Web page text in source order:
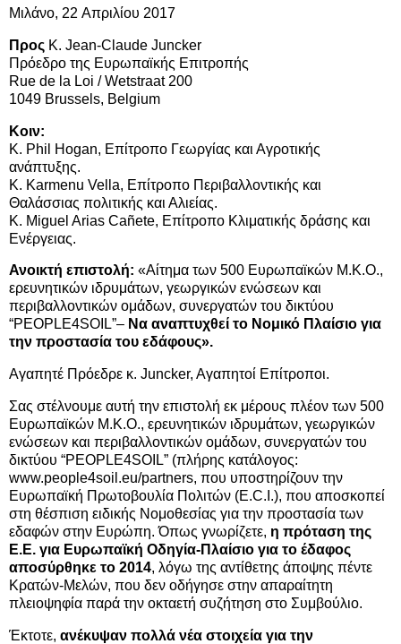
Μιλάνο, 22 Απριλίου 2017
Προς Κ. Jean-Claude Juncker
Πρόεδρο της Ευρωπαϊκής Επιτροπής
Rue de la Loi / Wetstraat 200
1049 Brussels, Belgium
Κοιν:
Κ. Phil Hogan, Επίτροπο Γεωργίας και Αγροτικής
ανάπτυξης.
Κ. Karmenu Vella, Επίτροπο Περιβαλλοντικής και
Θαλάσσιας πολιτικής και Αλιείας.
Κ. Miguel Arias Cañete, Επίτροπο Κλιματικής δράσης και
Ενέργειας.
Ανοικτή επιστολή: «Αίτημα των 500 Ευρωπαϊκών Μ.Κ.Ο.,
ερευνητικών ιδρυμάτων, γεωργικών ενώσεων και
περιβαλλοντικών ομάδων, συνεργατών του δικτύου
“PEOPLE4SOIL”– Να αναπτυχθεί το Νομικό Πλαίσιο για
την προστασία του εδάφους».
Αγαπητέ Πρόεδρε κ. Juncker, Aγαπητοί Επίτροποι.
Σας στέλνουμε αυτή την επιστολή εκ μέρους πλέον των 500
Ευρωπαϊκών Μ.Κ.Ο., ερευνητικών ιδρυμάτων, γεωργικών
ενώσεων και περιβαλλοντικών ομάδων, συνεργατών του
δικτύου “PEOPLE4SOIL” (πλήρης κατάλογος:
www.people4soil.eu/partners, που υποστηρίζουν την
Ευρωπαϊκή Πρωτοβουλία Πολιτών (E.C.I.), που αποσκοπεί
στη θέσπιση ειδικής Νομοθεσίας για την προστασία των
εδαφών στην Ευρώπη. Όπως γνωρίζετε, η πρόταση της
Ε.Ε. για Ευρωπαϊκή Οδηγία-Πλαίσιο για το έδαφος
αποσύρθηκε το 2014, λόγω της αντίθετης άποψης πέντε
Κρατών-Μελών, που δεν οδήγησε στην απαραίτητη
πλειοψηφία παρά την οκταετή συζήτηση στο Συμβούλιο.
Έκτοτε, ανέκυψαν πολλά νέα στοιχεία για την